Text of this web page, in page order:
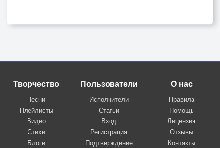
Творчество
Песни
Плейлисты
Видео
Стихи
Блоги
Пользователи
Исполнители
Статьи
Вход
Регистрация
Подтверждение
О нас
Правила
Помощь
Лицензия
Отзывы
Контакты